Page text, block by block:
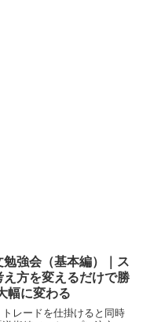
勉強会（基本編）｜ス
え方を変えるだけで勝
幅に変わる
レードを仕掛けると同時